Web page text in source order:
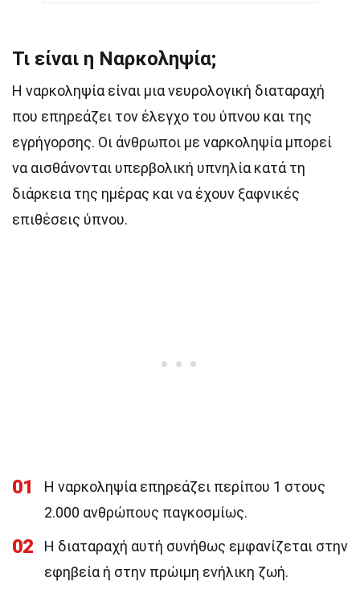
Τι είναι η Ναρκοληψία;
Η ναρκοληψία είναι μια νευρολογική διαταραχή
που επηρεάζει τον έλεγχο του ύπνου και της
εγρήγορσης. Οι άνθρωποι με ναρκοληψία μπορεί
να αισθάνονται υπερβολική υπνηλία κατά τη
διάρκεια της ημέρας και να έχουν ξαφνικές
επιθέσεις ύπνου.
01
Η ναρκοληψία επηρεάζει περίπου 1 στους
2.000 ανθρώπους παγκοσμίως.
02
Η διαταραχή αυτή συνήθως εμφανίζεται στην
εφηβεία ή στην πρώιμη ενήλικη ζωή.